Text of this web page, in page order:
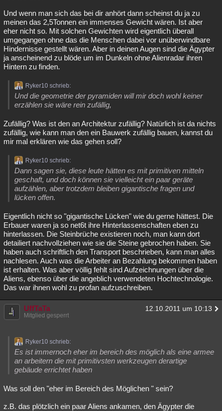
Und wenn man sich das bei dir anhört dann scheinst du ja zu
meinen das 2,5Tonnen ein immenses Gewicht wären. Ist aber
eher nicht so. Mit solchen Gewichten wird eigentlich überall
umgegangen ohne das die Menschen dabei vor unüberwindbare
Hindernisse gestellt wären. Aber in deinen Augen sind die Ägypter
ja anscheinend zu blöde um im Dunkeln ohne Alienradar ihren
Hintern zu finden.
Ryker10 schrieb:
Und die geometrie der pyramiden will mir doch wohl keiner
erzählen sie wäre rein zufällig,
Zufällig? Was ist den an Architektur zufällig? Natürlich ist da nichts
zufällig, wie kann man den ein Bauwerk zufällig bauen, kannst du
mir mal erklären wie das gehen soll?
Ryker10 schrieb:
Dann sagen sie, diese leute hätten es mit primitiven mitteln
geschaft, und doch können sie vielleicht ein paar geräte
aufzählen, aber trotzdem bleiben gigantische fragen und
lücken offen.
Eigentlich nicht so "gigantische Lücken" wie du gerne hättest. Die
Erbauer waren ja so net6t ihre Hinterlassenschaften eben zu
hinterlassen. Die Steinbrüche existieren noch, man kann dort
detailiert nachvollziehen wie sie die Steine gebrochen haben. Sie
haben auch schriftlich den Transport beschrieben, kann man alles
nachlesen. Auch was die Arbeiter an Bezahlung bekommen haben
ist erhalten. Was aber völlig fehlt sind Aufzeichnungen über die
Aliens, ebenso über die angeblich verwendeten Hochtechnologie.
Das war ihnen wohl zu profan aufzuschreiben.
UffTaTa 12.10.2011 um 10:13
Mitglied gesperrt
Ryker10 schrieb:
Es ist immernoch eher im bereich des möglich als eine armee
an arbeitern die mit primitivsten werkzeugen derartige
gebäude errichtet haben
Was soll den "eher im Bereich des Möglichen " sein?
z.B. das plötzlich ein paar Aliens ankamen, den Ägypter die